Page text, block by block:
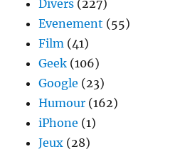
Divers (227)
Evenement (55)
Film (41)
Geek (106)
Google (23)
Humour (162)
iPhone (1)
Jeux (28)